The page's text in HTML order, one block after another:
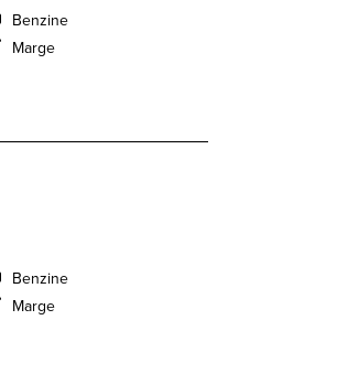
Benzine
Marge
Benzine
Marge